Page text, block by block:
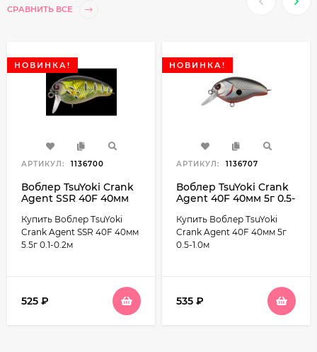
СРАВНИТЬ ВСЕ
НОВИНКА!
АРТИКУЛ: 1136700
Воблер TsuYoki Crank
Agent SSR 40F 40мм
Купить Воблер TsuYoki
Crank Agent SSR 40F 40мм
5.5г 0.1-0.2м
525 ₽
НОВИНКА!
АРТИКУЛ: 1136707
Воблер TsuYoki Crank
Agent 40F 40мм 5г 0.5-
Купить Воблер TsuYoki
Crank Agent 40F 40мм 5г
0.5-1.0м
535 ₽